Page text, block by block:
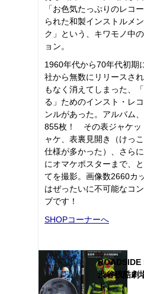
「お色気たっぷりのレコ
られた和製インストルメ
ク」という、キワモノ中
ョン。
1960年代から70年代初期
社から無数にリリースさ
もなく消えてしまった、
る」ためのインスト・レ
ンルがあった。アルバム
855枚！ その表ジャケッ
ャケ、表裏見開き（けっ
仕様が多かった）、さら
にオマケポスターまで、
てを撮影。画像数2660カ
はぜったいに不可能なコ
ブです！
SHOPコーナーへ
渋谷残酷劇
ト）